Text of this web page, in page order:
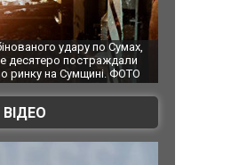
За 2000 кілометрів від кордону з
Єкатеринбурзі після атаки дронів
склад Wildberries. ФОТО. ВІДЕО
ВІДЕО